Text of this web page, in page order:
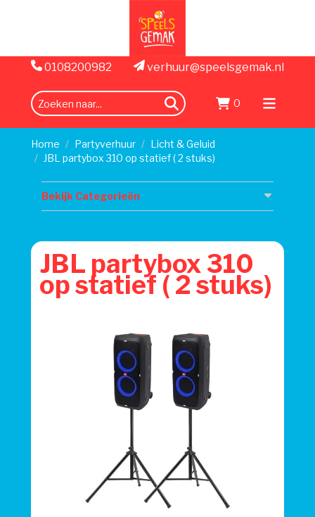
0108200982 verhuur@speelsgemak.nl
zoeken 0
Menu
Home
Partyverhuur
Licht & Geluid
JBL partybox 310 op statief ( 2 stuks)
Bekijk Categorieën
JBL partybox 310
op statief ( 2 stuks)